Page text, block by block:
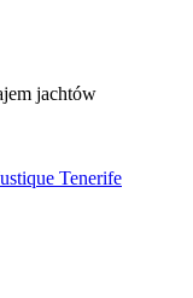
jachtów